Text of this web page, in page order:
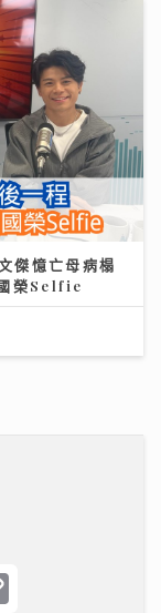
傑憶亡母病榻
榮Selfie